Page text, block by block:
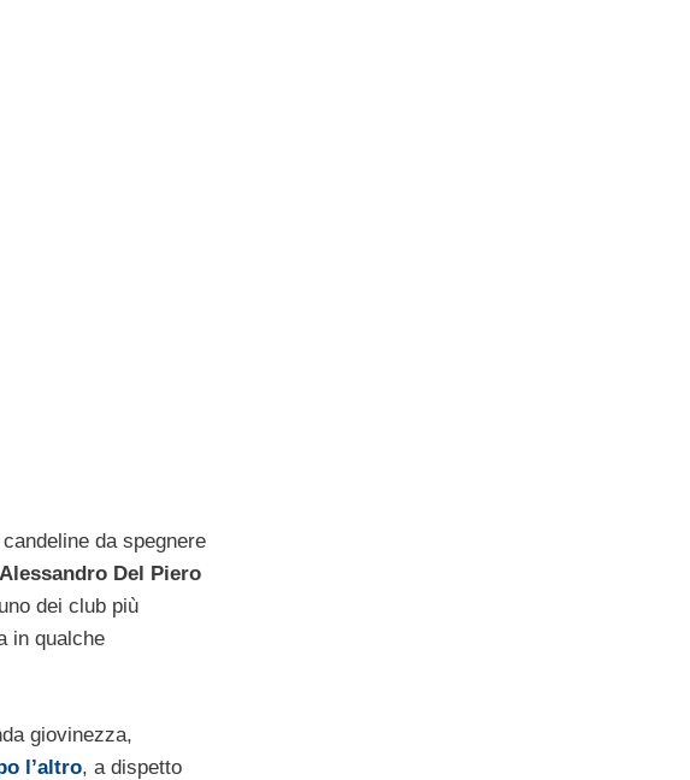
da spegnere
Alessandro Del Piero
dei club più
in qualche
giovinezza,
l’altro, a dispetto